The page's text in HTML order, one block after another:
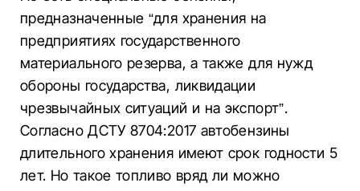
предназначенные “для хранения на
предприятиях государственного
материального резерва, а также для нужд
обороны государства, ликвидации
чрезвычайных ситуаций и на экспорт”.
Согласно ДСТУ 8704:2017 автобензины
длительного хранения имеют срок годности 5
лет. Но такое топливо вряд ли можно